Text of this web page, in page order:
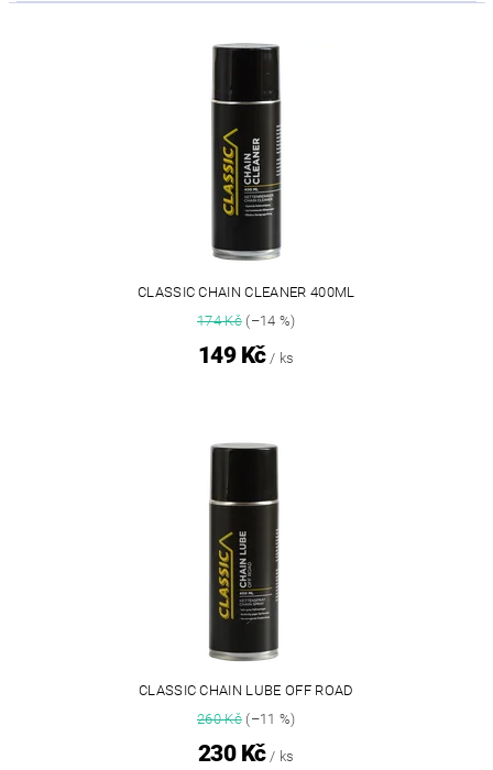
CLASSIC CHAIN CLEANER 400ML
174 Kč(–14 %)
149 Kč / ks
CLASSIC CHAIN LUBE OFF ROAD
260 Kč(–11 %)
230 Kč / ks